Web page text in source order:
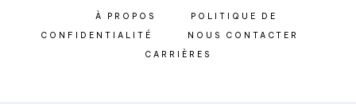
À PROPOS
POLITIQUE DE
CONFIDENTIALITÉ
NOUS CONTACTER
CARRIÈRES